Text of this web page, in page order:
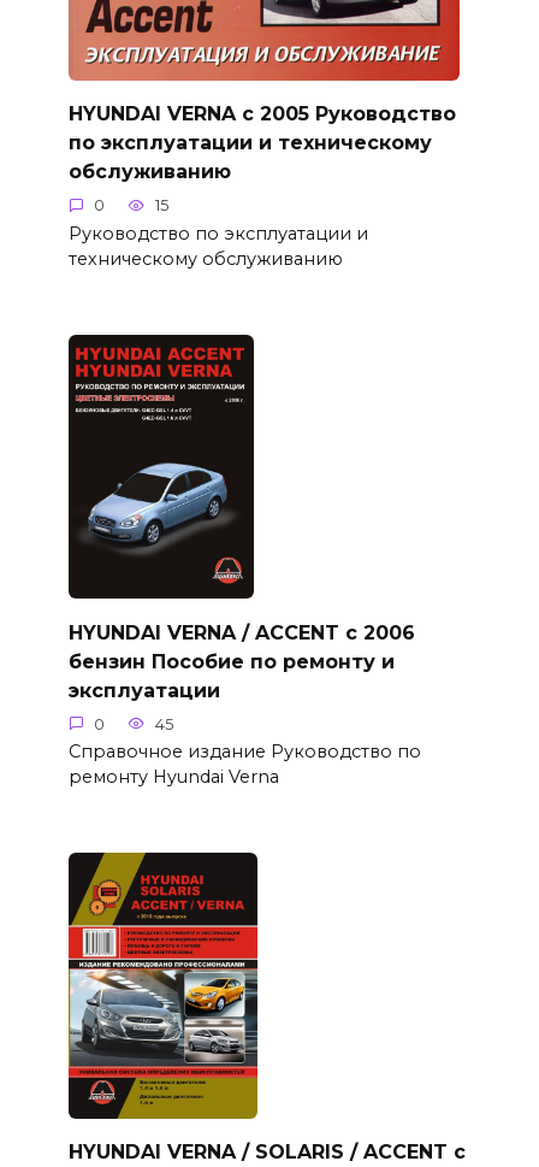
HYUNDAI VERNA с 2005 Руководство
по эксплуатации и техническому
обслуживанию
0 15
Руководство по эксплуатации и
техническому обслуживанию
HYUNDAI VERNA / ACCENT с 2006
бензин Пособие по ремонту и
эксплуатации
0 45
Справочное издание Руководство по
ремонту Hyundai Verna
HYUNDAI VERNA / SOLARIS / ACCENT с